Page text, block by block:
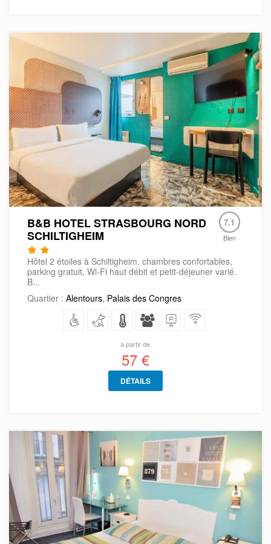
B&B HOTEL STRASBOURG NORD
SCHILTIGHEIM
7.1
Bien
Hôtel 2 étoiles à Schiltigheim, chambres confortables,
parking gratuit, Wi-Fi haut débit et petit-déjeuner varié.​
B...
Quartier : Alentours, Palais des Congres
à partir de
57 €
DÉTAILS